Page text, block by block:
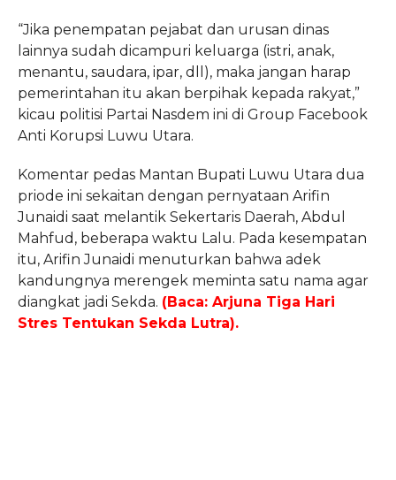
“Jika penempatan pejabat dan urusan dinas
lainnya sudah dicampuri keluarga (istri, anak,
menantu, saudara, ipar, dll), maka jangan harap
pemerintahan itu akan berpihak kepada rakyat,”
kicau politisi Partai Nasdem ini di Group Facebook
Anti Korupsi Luwu Utara.
Komentar pedas Mantan Bupati Luwu Utara dua
priode ini sekaitan dengan pernyataan Arifin
Junaidi saat melantik Sekertaris Daerah, Abdul
Mahfud, beberapa waktu Lalu. Pada kesempatan
itu, Arifin Junaidi menuturkan bahwa adek
kandungnya merengek meminta satu nama agar
diangkat jadi Sekda. (Baca: Arjuna Tiga Hari
Stres Tentukan Sekda Lutra).